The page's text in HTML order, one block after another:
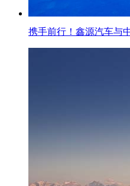
携手前行！鑫源汽车与